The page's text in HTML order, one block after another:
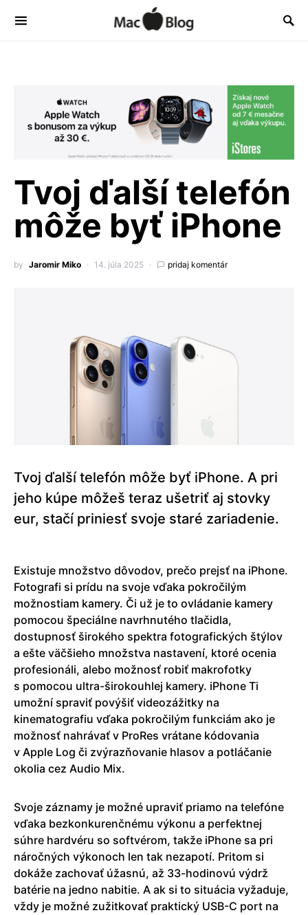
Tvoj ďalší telefón
môže byť iPhone
by Jaromir Miko 14. júla 2025 pridaj komentár
Tvoj ďalší telefón môže byť iPhone. A pri
jeho kúpe môžeš teraz ušetriť aj stovky
eur, stačí priniesť svoje staré zariadenie.
Existuje množstvo dôvodov, prečo prejsť na iPhone.
Fotografi si prídu na svoje vďaka pokročilým
možnostiam kamery. Či už je to ovládanie kamery
pomocou špeciálne navrhnutého tlačidla,
dostupnosť širokého spektra fotografických štýlov
a ešte väčšieho množstva nastavení, ktoré ocenia
profesionáli, alebo možnosť robiť makrofotky
s pomocou ultra-širokouhlej kamery. iPhone Ti
umožní spraviť povýšiť videozážitky na
kinematografiu vďaka pokročilým funkciám ako je
možnosť nahrávať v ProRes vrátane kódovania
v Apple Log či zvýrazňovanie hlasov a potláčanie
okolia cez Audio Mix.
Svoje záznamy je možné upraviť priamo na telefóne
vďaka bezkonkurenčnému výkonu a perfektnej
súhre hardvéru so softvérom, takže iPhone sa pri
náročných výkonoch len tak nezapotí. Pritom si
dokáže zachovať úžasnú, až 33-hodinovú výdrž
batérie na jedno nabitie. A ak si to situácia vyžaduje,
vždy je možné zužitkovať praktický USB-C port na